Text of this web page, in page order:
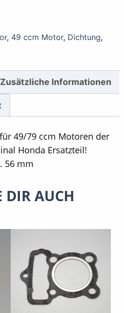
, 49 ccm Motor, Dichtung,
Zusätzliche Informationen
49/79 ccm Motoren der
Honda Ersatzteil!
56 mm
DIR AUCH